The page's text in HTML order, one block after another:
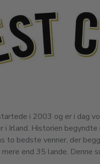
i 2003 og er i dag
Irland. Historien
to bedste venner, der
end 35 lande. Denne